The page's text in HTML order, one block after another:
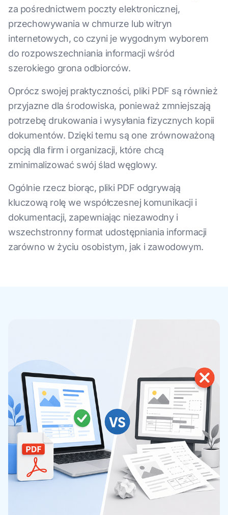
za pośrednictwem poczty elektronicznej,
przechowywania w chmurze lub witryn
internetowych, co czyni je wygodnym wyborem
do rozpowszechniania informacji wśród
szerokiego grona odbiorców.
Oprócz swojej praktyczności, pliki PDF są również
przyjazne dla środowiska, ponieważ zmniejszają
potrzebę drukowania i wysyłania fizycznych kopii
dokumentów. Dzięki temu są one zrównoważoną
opcją dla firm i organizacji, które chcą
zminimalizować swój ślad węglowy.
Ogólnie rzecz biorąc, pliki PDF odgrywają
kluczową rolę we współczesnej komunikacji i
dokumentacji, zapewniając niezawodny i
wszechstronny format udostępniania informacji
zarówno w życiu osobistym, jak i zawodowym.